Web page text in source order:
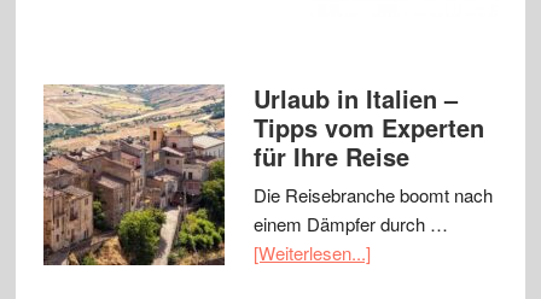
Urlaub in Italien –
Tipps vom Experten
für Ihre Reise
Die Reisebranche boomt nach
einem Dämpfer durch …
[Weiterlesen...]